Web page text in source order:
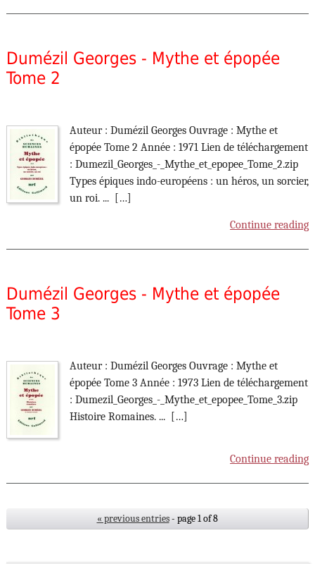
Dumézil Georges - Mythe et épopée
Tome 2
Auteur : Dumézil Georges Ouvrage : Mythe et
épopée Tome 2 Année : 1971 Lien de téléchargement
: Dumezil_Georges_-_Mythe_et_epopee_Tome_2.zip
Types épiques indo-européens : un héros, un sorcier,
un roi. ... […]
Continue reading
Dumézil Georges - Mythe et épopée
Tome 3
Auteur : Dumézil Georges Ouvrage : Mythe et
épopée Tome 3 Année : 1973 Lien de téléchargement
: Dumezil_Georges_-_Mythe_et_epopee_Tome_3.zip
Histoire Romaines. ... […]
Continue reading
« previous entries- page 1 of 8